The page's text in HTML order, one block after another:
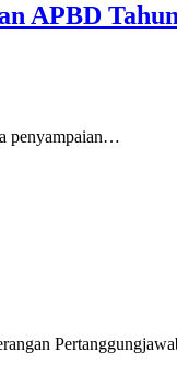
APBD
penyampaian…